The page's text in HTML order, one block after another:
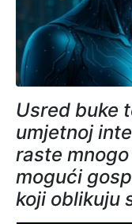
Usred buke
umjetnoj
raste
mogući
koji oblikuju